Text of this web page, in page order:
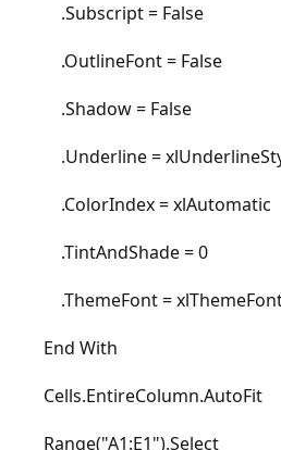
.Subscript = False
.OutlineFont = False
.Shadow = False
.Underline =
.ColorIndex = xlAutomatic
.TintAndShade = 0
.ThemeFont =
End With
Cells.EntireColumn.AutoFit
Range("A1:E1").Select